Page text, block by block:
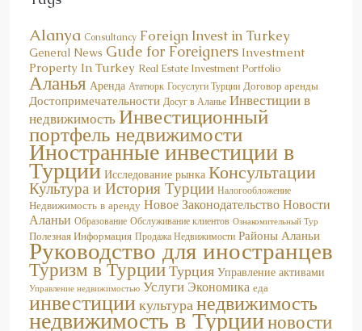
Alanya
General News Gude for Foreigners Investment
Property In Turkey Real Estate Investment Portfolio
Аланья Аренда Ататюрк Госуслуги Турции Договор аренды
Достопримечательности Досуг в Аланье
Инвестиции в
недвижимостьИнвестиционный
портфель недвижимости
Иностранные инвестиции в
Турции Исследование рынка Консультации
Культура и История Турции Налогообложение
Недвижимость в аренду Новое Законодательство Новости
Аланьи Образование Обслуживание клиентов Ознакомительный Тур
Полезная Информация Продажа Недвижимости Районы Аланьи
Руководство для иностранцев
Туризм в ТурцииТурция Управление активами
Управление недвижимостью УслугиЭкономика еда
инвестициикультуранедвижимость
недвижимость в Турцииновости
Турции турецкая кухня